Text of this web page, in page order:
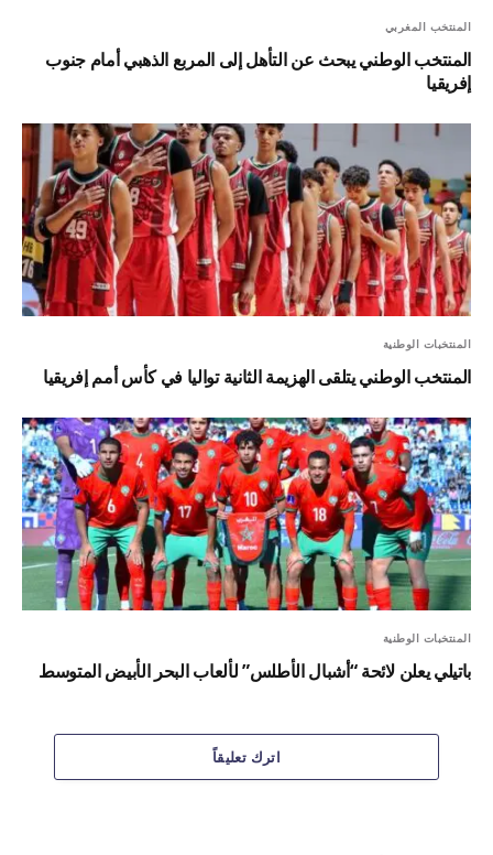
المنتخب المغربي
المنتخب الوطني يبحث عن التأهل إلى المربع الذهبي أمام جنوب
إفريقيا
المنتخبات الوطنية
المنتخب الوطني يتلقى الهزيمة الثانية تواليا في كأس أمم إفريقيا
المنتخبات الوطنية
باتيلي يعلن لائحة “أشبال الأطلس” لألعاب البحر الأبيض المتوسط
اترك تعليقاً